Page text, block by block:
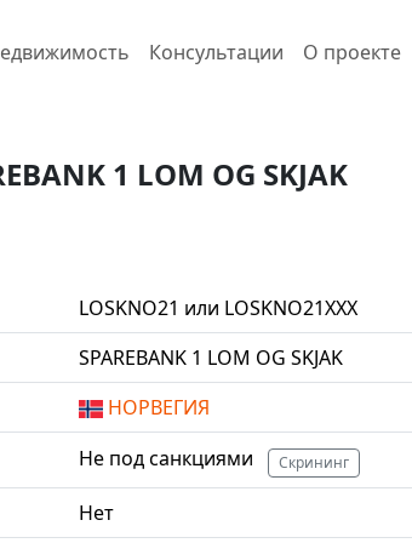
Консультации О проекте
1 LOM OG SKJAK
LOSKNO21 или LOSKNO21XXX
SPAREBANK 1 LOM OG SKJAK
НОРВЕГИЯ
Не под санкциями Скрининг
Нет